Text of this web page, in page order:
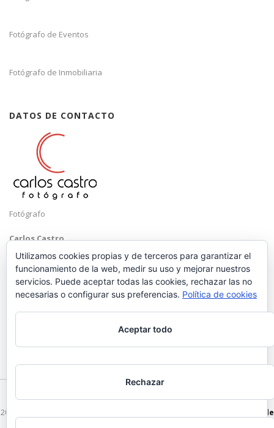
Fotógrafo de Eventos
Fotógrafo de Inmobiliaria
DATOS DE CONTACTO
Fotógrafo
Carlos Castro
Málaga
Mobile: +34 652 83 71 98
hola@carloscastrofotografo.com
2026 © Carlos Castro Fotógrafo - hola@carloscastrofotografo.com -
Vídeo de
Utilizamos cookies propias y de terceros para garantizar el
funcionamiento de la web, medir su uso y mejorar nuestros
servicios. Puede aceptar todas las cookies, rechazar las no
necesarias o configurar sus preferencias. Política de cookies
Aceptar todo
Rechazar